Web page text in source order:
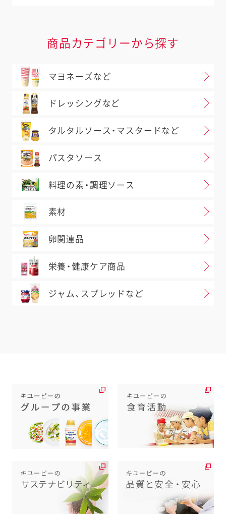
商品カテゴリーから探す
マヨネーズなど
ドレッシングなど
タルタルソース・マスタードなど
パスタソース
料理の素・調理ソース
素材
卵関連品
栄養・健康ケア商品
ジャム、スプレッドなど